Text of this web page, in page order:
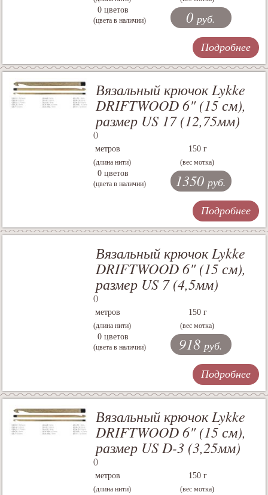
0 цветов
(цвета в наличии) 0 руб.
Подробнее
Вязальный крючок Lykke
DRIFTWOOD 6" (15 см),
размер US 17 (12,75мм)
()
метров
(длина нити)
150 г
(вес мотка)
0 цветов
(цвета в наличии) 1350 руб.
Подробнее
Вязальный крючок Lykke
DRIFTWOOD 6" (15 см),
размер US 7 (4,5мм)
()
метров
(длина нити)
150 г
(вес мотка)
0 цветов
(цвета в наличии) 918 руб.
Подробнее
Вязальный крючок Lykke
DRIFTWOOD 6" (15 см),
размер US D-3 (3,25мм)
()
метров
(длина нити)
150 г
(вес мотка)